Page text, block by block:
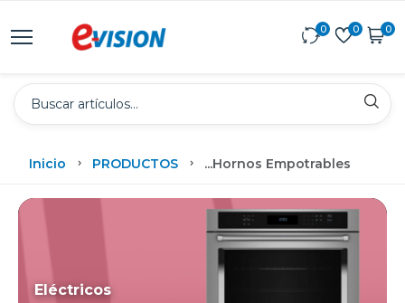
0 0 0
Inicio PRODUCTOS ...Hornos Empotrables
Eléctricos